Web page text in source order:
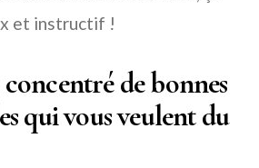
et instructif !
concentré de bonnes
qui vous veulent du